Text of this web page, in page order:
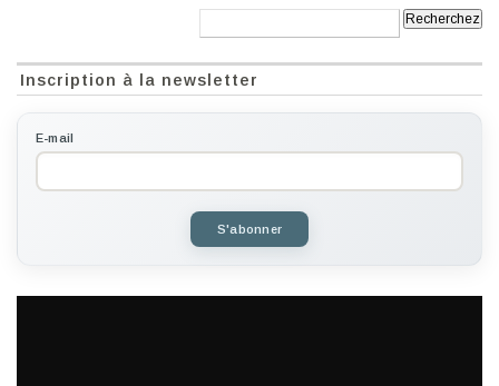
Inscription à la newsletter
E-mail
S'abonner